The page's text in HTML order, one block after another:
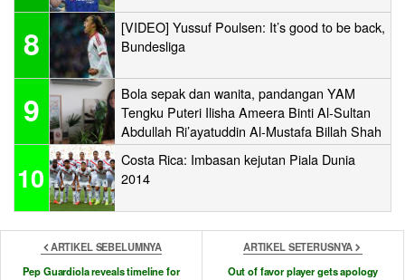
8
[VIDEO] Yussuf Poulsen: It’s good to be back,
Bundesliga
9
Bola sepak dan wanita, pandangan YAM
Tengku Puteri Ilisha Ameera Binti Al-Sultan
Abdullah Ri’ayatuddin Al-Mustafa Billah Shah
10
Costa Rica: Imbasan kejutan Piala Dunia
2014
ARTIKEL SEBELUMNYA
Pep Guardiola reveals timeline for
ARTIKEL SETERUSNYA
Out of favor player gets apology